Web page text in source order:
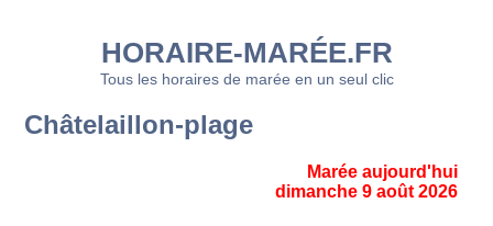
HORAIRE-MARÉE.FR
Tous les horaires de marée en un seul clic
Châtelaillon-plage
Marée aujourd'hui
dimanche 9 août 2026